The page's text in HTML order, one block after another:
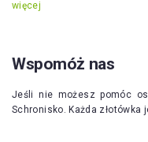
więcej
Wspomóż nas
Jeśli nie możesz pomóc
Schronisko. Każda złotówka